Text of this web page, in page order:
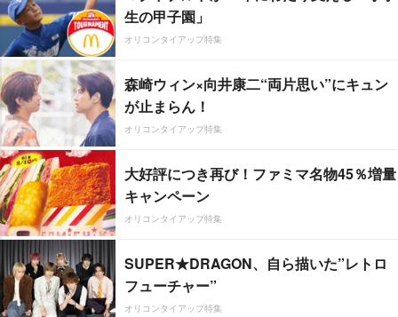
生の甲子園」
オリコンタイアップ特集
森崎ウィン×向井康二“両片思い”にキュン
が止まらん！
オリコンタイアップ特集
大好評につき再び！ファミマ名物45％増量
キャンペーン
オリコンタイアップ特集
SUPER★DRAGON、自ら描いた”レトロ
フューチャー”
オリコンタイアップ特集